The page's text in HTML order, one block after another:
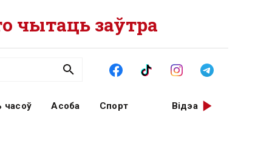
чытаць заўтра
часоў Асоба Спорт Відэа